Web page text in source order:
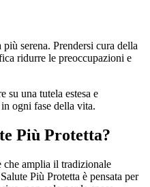
serena. Prendersi cura della
ridurre le preoccupazioni e
su una tutela estesa e
ogni fase della vita.
Più Protetta?
che amplia il tradizionale
Più Protetta è pensata per